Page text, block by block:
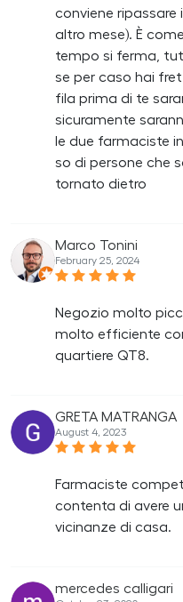
conviene
altro mese). È
tempo si ferma,
se per caso hai
fila prima di te
sicuramente
le due farmaciste
so di persone che
tornato dietro
Marco Tonini
February 25, 2024
Negozio molto
molto efficiente
quartiere QT8.
GRETA MATRANGA
August 4, 2023
Farmaciste
contenta di avere
vicinanze di casa.
mercedes calligari